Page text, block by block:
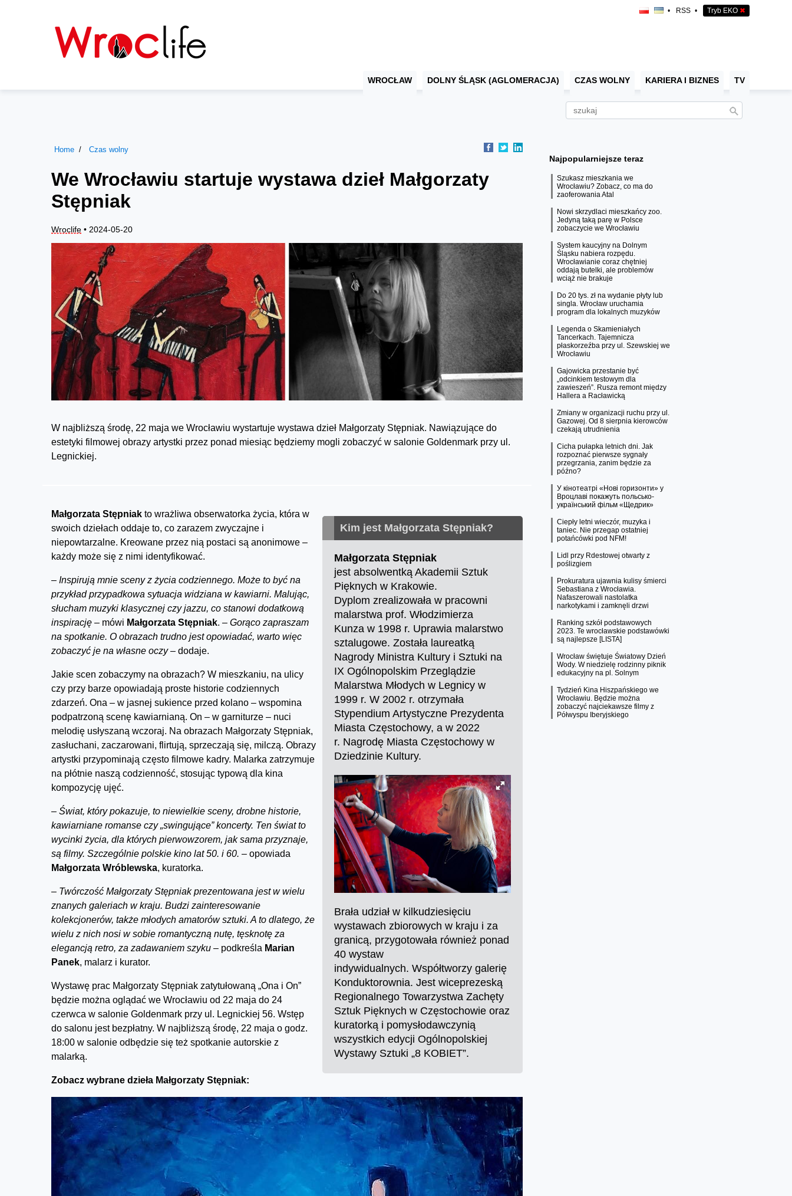
• RSS • Tryb EKO ✖
WROCŁAW DOLNY ŚLĄSK (AGLOMERACJA) CZAS WOLNY KARIERA I BIZNES TV
Home Czas wolny
We Wrocławiu startuje wystawa dzieł Małgorzaty
Stępniak
Wroclife • 2024-05-20
W najbliższą środę, 22 maja we Wrocławiu wystartuje wystawa dzieł Małgorzaty Stępniak. Nawiązujące do
estetyki filmowej obrazy artystki przez ponad miesiąc będziemy mogli zobaczyć w salonie Goldenmark przy ul.
Legnickiej.
Kim jest Małgorzata Stępniak?
Małgorzata Stępniak
jest absolwentką Akademii Sztuk
Pięknych w Krakowie.
Dyplom zrealizowała w pracowni
malarstwa prof. Włodzimierza
Kunza w 1998 r. Uprawia malarstwo
sztalugowe. Została laureatką
Nagrody Ministra Kultury i Sztuki na
IX Ogólnopolskim Przeglądzie
Malarstwa Młodych w Legnicy w
1999 r. W 2002 r. otrzymała
Stypendium Artystyczne Prezydenta
Miasta Częstochowy, a w 2022
r. Nagrodę Miasta Częstochowy w
Dziedzinie Kultury.
Brała udział w kilkudziesięciu
wystawach zbiorowych w kraju i za
granicą, przygotowała również ponad
40 wystaw
indywidualnych. Współtworzy galerię
Konduktorownia. Jest wiceprezeską
Regionalnego Towarzystwa Zachęty
Sztuk Pięknych w Częstochowie oraz
kuratorką i pomysłodawczynią
wszystkich edycji Ogólnopolskiej
Wystawy Sztuki „8 KOBIET”.
Małgorzata Stępniak to wrażliwa obserwatorka życia, która w
swoich dziełach oddaje to, co zarazem zwyczajne i
niepowtarzalne. Kreowane przez nią postaci są anonimowe –
każdy może się z nimi identyfikować.
– Inspirują mnie sceny z życia codziennego. Może to być na
przykład przypadkowa sytuacja widziana w kawiarni. Malując,
słucham muzyki klasycznej czy jazzu, co stanowi dodatkową
inspirację – mówi Małgorzata Stępniak. – Gorąco zapraszam
na spotkanie. O obrazach trudno jest opowiadać, warto więc
zobaczyć je na własne oczy – dodaje.
Jakie scen zobaczymy na obrazach? W mieszkaniu, na ulicy
czy przy barze opowiadają proste historie codziennych
zdarzeń. Ona – w jasnej sukience przed kolano – wspomina
podpatrzoną scenę kawiarnianą. On – w garniturze – nuci
melodię usłyszaną wczoraj. Na obrazach Małgorzaty Stępniak,
zasłuchani, zaczarowani, flirtują, sprzeczają się, milczą. Obrazy
artystki przypominają często filmowe kadry. Malarka zatrzymuje
na płótnie naszą codzienność, stosując typową dla kina
kompozycję ujęć.
– Świat, który pokazuje, to niewielkie sceny, drobne historie,
kawiarniane romanse czy „swingujące” koncerty. Ten świat to
wycinki życia, dla których pierwowzorem, jak sama przyznaje,
są filmy. Szczególnie polskie kino lat 50. i 60. – opowiada
Małgorzata Wróblewska, kuratorka.
– Twórczość Małgorzaty Stępniak prezentowana jest w wielu
znanych galeriach w kraju. Budzi zainteresowanie
kolekcjonerów, także młodych amatorów sztuki. A to dlatego, że
wielu z nich nosi w sobie romantyczną nutę, tęsknotę za
elegancją retro, za zadawaniem szyku – podkreśla Marian
Panek, malarz i kurator.
Wystawę prac Małgorzaty Stępniak zatytułowaną „Ona i On”
będzie można oglądać we Wrocławiu od 22 maja do 24
czerwca w salonie Goldenmark przy ul. Legnickiej 56. Wstęp
do salonu jest bezpłatny. W najbliższą środę, 22 maja o godz.
18:00 w salonie odbędzie się też spotkanie autorskie z
malarką.
Zobacz wybrane dzieła Małgorzaty Stępniak:
Najpopularniejsze teraz
Szukasz mieszkania we
Wrocławiu? Zobacz, co ma do
zaoferowania Atal
Nowi skrzydlaci mieszkańcy zoo.
Jedyną taką parę w Polsce
zobaczycie we Wrocławiu
System kaucyjny na Dolnym
Śląsku nabiera rozpędu.
Wrocławianie coraz chętniej
oddają butelki, ale problemów
wciąż nie brakuje
Do 20 tys. zł na wydanie płyty lub
singla. Wrocław uruchamia
program dla lokalnych muzyków
Legenda o Skamieniałych
Tancerkach. Tajemnicza
płaskorzeźba przy ul. Szewskiej we
Wrocławiu
Gajowicka przestanie być
„odcinkiem testowym dla
zawieszeń”. Rusza remont między
Hallera a Racławicką
Zmiany w organizacji ruchu przy ul.
Gazowej. Od 8 sierpnia kierowców
czekają utrudnienia
Cicha pułapka letnich dni. Jak
rozpoznać pierwsze sygnały
przegrzania, zanim będzie za
późno?
У кінотеатрі «Нові горизонти» у
Вроцлаві покажуть польсько-
український фільм «Щедрик»
Ciepły letni wieczór, muzyka i
taniec. Nie przegap ostatniej
potańcówki pod NFM!
Lidl przy Rdestowej otwarty z
poślizgiem
Prokuratura ujawnia kulisy śmierci
Sebastiana z Wrocławia.
Nafaszerowali nastolatka
narkotykami i zamknęli drzwi
Ranking szkół podstawowych
2023. Te wrocławskie podstawówki
są najlepsze [LISTA]
Wrocław świętuje Światowy Dzień
Wody. W niedzielę rodzinny piknik
edukacyjny na pl. Solnym
Tydzień Kina Hiszpańskiego we
Wrocławiu. Będzie można
zobaczyć najciekawsze filmy z
Półwyspu Iberyjskiego